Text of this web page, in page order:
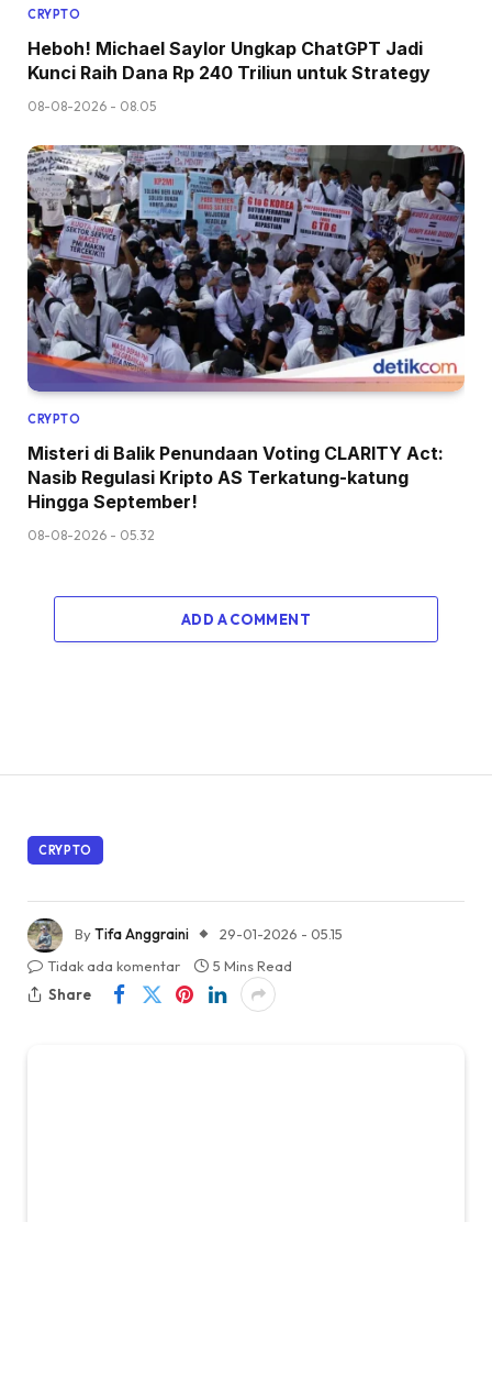
CRYPTO
Heboh! Michael Saylor Ungkap ChatGPT Jadi
Kunci Raih Dana Rp 240 Triliun untuk Strategy
08-08-2026 - 08.05
CRYPTO
Misteri di Balik Penundaan Voting CLARITY Act:
Nasib Regulasi Kripto AS Terkatung-katung
Hingga September!
08-08-2026 - 05.32
ADD A COMMENT
CRYPTO
ByTifa Anggraini
29-01-2026 - 05.15
Tidak ada komentar
5 Mins Read
Share